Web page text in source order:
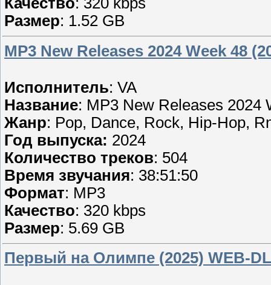
Размер: 1.52 GB
MP3 New Releases 2024 Week 48
Исполнитель: VA
Название: MP3 New Releases 2024
Жанр: Pop, Dance, Rock, Hip-Hop,
Год выпуска: 2024
Количество треков: 504
Время звучания: 38:51:50
Формат: MP3
Качество: 320 kbps
Размер: 5.69 GB
Первый на Олимпе (2025) WEB-